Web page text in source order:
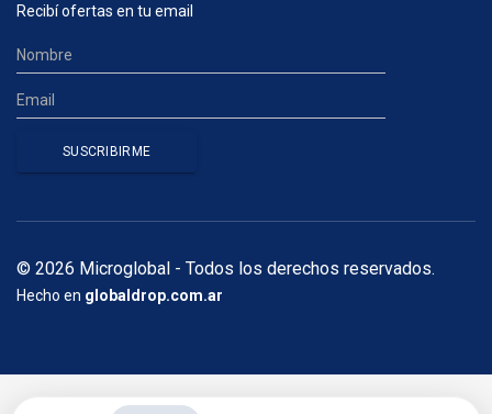
Recibí ofertas en tu email
© 2026 Microglobal - Todos los derechos reservados.
Hecho en globaldrop.com.ar